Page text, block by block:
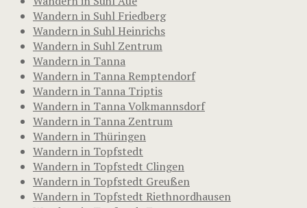
Wandern in Suhl Friedberg
Wandern in Suhl Heinrichs
Wandern in Suhl Zentrum
Wandern in Tanna
Wandern in Tanna Remptendorf
Wandern in Tanna Triptis
Wandern in Tanna Volkmannsdorf
Wandern in Tanna Zentrum
Wandern in Thüringen
Wandern in Topfstedt
Wandern in Topfstedt Clingen
Wandern in Topfstedt Greußen
Wandern in Topfstedt Riethnordhausen